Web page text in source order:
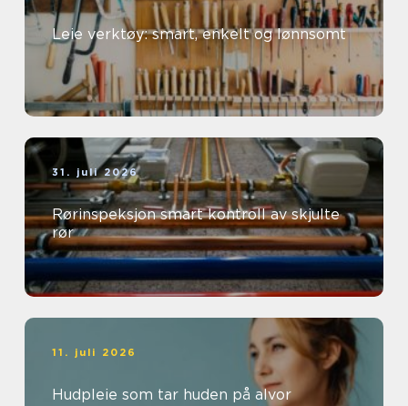
Leie verktøy: smart, enkelt og lønnsomt
31. juli 2026
Rørinspeksjon smart kontroll av skjulte
rør
11. juli 2026
Hudpleie som tar huden på alvor